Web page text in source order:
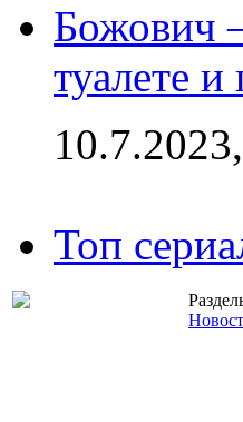
Божович
туалете
Топ